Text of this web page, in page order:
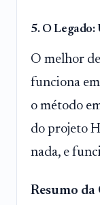
5. O
O melhor
funciona
o método
do projeto
nada, e
Resumo da